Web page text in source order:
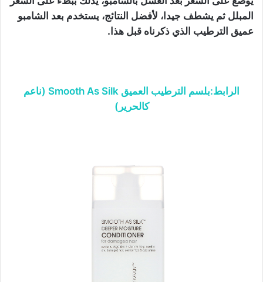
المبلل ثم يشطف جيدا، لأفضل النتائج، يستخدم بعد الشامبو
عميق الترطيب الذي ذكرناه قبل هذا.
الرابط:بلسم الترطيب العميق Smooth As Silk (ناعم
كالحرير)